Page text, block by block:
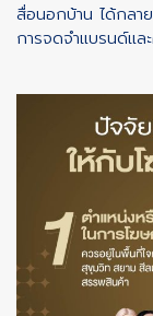
สื่อนอกบ้าน ได้กลา
การจดจำแบรนด์แล